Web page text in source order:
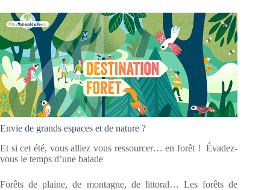
Envie de grands espaces et de nature ?
Et si cet été, vous alliez vous ressourcer… en forêt ! Évadez-
vous le temps d’une balade
Forêts de plaine, de montagne, de littoral… Les forêts de